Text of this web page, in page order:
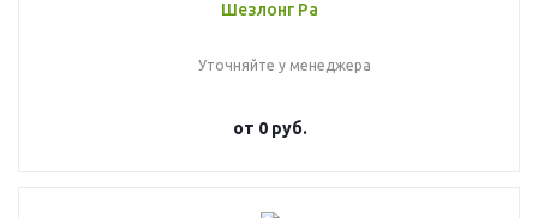
Шезлонг Ра
Уточняйте у менеджера
от 0 руб.